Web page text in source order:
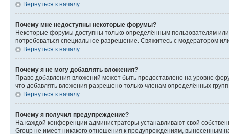
Вернуться к началу
Почему мне недоступны некоторые форумы?
Некоторые форумы доступны только определённым пользователям
потребоваться специальное разрешение. Свяжитесь с модератором
Вернуться к началу
Почему я не могу добавлять вложения?
Право добавления вложений может быть предоставлено на уровне
что добавлять вложения разрешено только членам определённых
Вернуться к началу
Почему я получил предупреждение?
На каждой конференции администраторы устанавливают свой
Group не имеет никакого отношения к предупреждениям, вынесенным